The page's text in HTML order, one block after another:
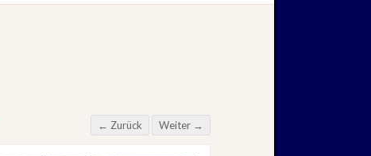
← Zurück Weiter →